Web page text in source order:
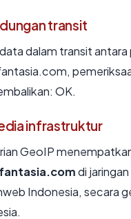
transit
dalam transit antara
OK.
infrastruktur
GeoIP
di jaringan
Indonesia, secara